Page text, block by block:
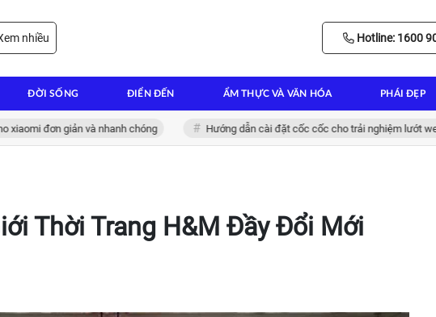
nhiều Hotline: 1600
ĐỜI SỐNG ĐIỂN ĐẾN ẨM THỰC VÀ VĂN HÓA PHÁI ĐẸP
đơn giản và nhanh chóng Hướng dẫn cài đặt cốc cốc cho trải nghiệm lướt web tốt
Thời Trang H&M Đầy Đổi Mới